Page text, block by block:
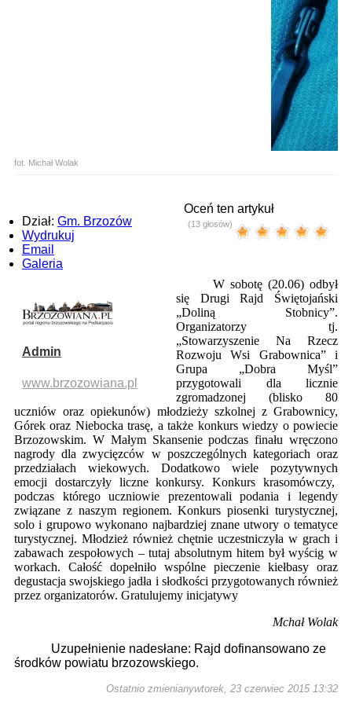
fot. Michał Wolak
Dział: Gm. Brzozów
Wydrukuj
Email
Galeria
Oceń ten artykuł
(13 głosów)
Admin
www.brzozowiana.pl
W sobotę (20.06) odbył
się Drugi Rajd Świętojański
„Doliną Stobnicy”.
Organizatorzy tj.
„Stowarzyszenie Na Rzecz
Rozwoju Wsi Grabownica” i
Grupa „Dobra Myśl”
przygotowali dla licznie
zgromadzonej (blisko 80
uczniów oraz opiekunów) młodzieży szkolnej z Grabownicy,
Górek oraz Niebocka trasę, a także konkurs wiedzy o powiecie
Brzozowskim. W Małym Skansenie podczas finału wręczono
nagrody dla zwycięzców w poszczególnych kategoriach oraz
przedziałach wiekowych. Dodatkowo wiele pozytywnych
emocji dostarczyły liczne konkursy. Konkurs krasomówczy,
podczas którego uczniowie prezentowali podania i legendy
związane z naszym regionem. Konkurs piosenki turystycznej,
solo i grupowo wykonano najbardziej znane utwory o tematyce
turystycznej. Młodzież również chętnie uczestniczyła w grach i
zabawach zespołowych – tutaj absolutnym hitem był wyścig w
workach. Całość dopełniło wspólne pieczenie kiełbasy oraz
degustacja swojskiego jadła i słodkości przygotowanych również
przez organizatorów. Gratulujemy inicjatywy
Mchał Wolak
Uzupełnienie nadesłane: Rajd dofinansowano ze
środków powiatu brzozowskiego.
Ostatnio zmienianywtorek, 23 czerwiec 2015 13:32